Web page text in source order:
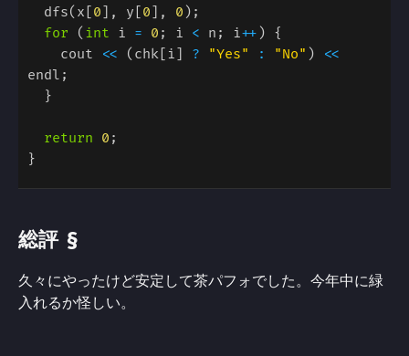
  dfs(x[
0], y[0], 0
for
( int i = 0 ; i < n; i++
    cout
<< (chk[i] ? "Yes" : "No" )
<<
return 0
総評 §
久々にやったけど安定して茶パフォでした。今年中に緑
入れるか怪しい。